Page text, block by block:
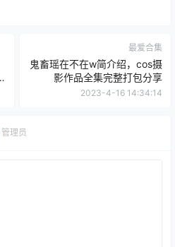
最爱合集
鬼畜瑶在不在w简介绍，cos摄
影作品全集完整打包分享
2023-4-16 14:34:14
管理员